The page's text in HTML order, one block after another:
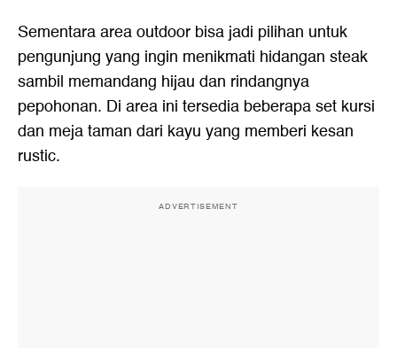
Sementara area outdoor bisa jadi pilihan untuk
pengunjung yang ingin menikmati hidangan steak
sambil memandang hijau dan rindangnya
pepohonan. Di area ini tersedia beberapa set kursi
dan meja taman dari kayu yang memberi kesan
rustic.
ADVERTISEMENT